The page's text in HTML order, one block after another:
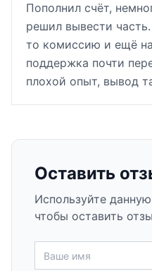
Пополнил счёт,
решил вывести
то комиссию и ещё
поддержка почти
плохой опыт, вывод
Оставить
Используйте
чтобы оставить